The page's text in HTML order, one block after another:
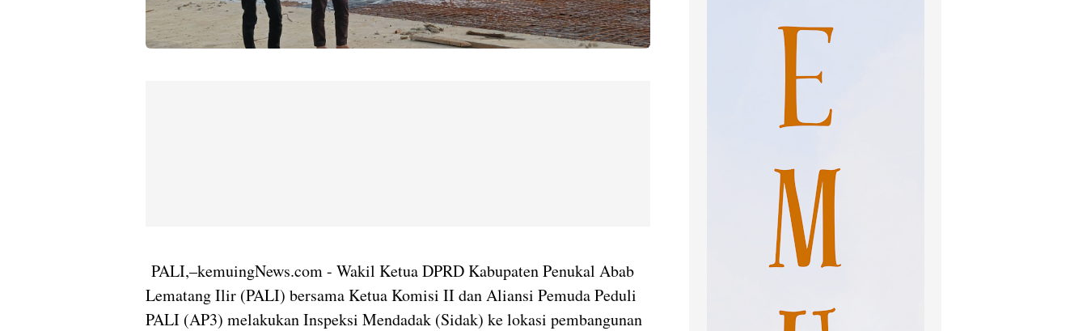
‎PALI,–kemuingNews.com - Wakil Ketua DPRD Kabupaten Penukal Abab
Lematang Ilir (PALI) bersama Ketua Komisi II dan Aliansi Pemuda Peduli
PALI (AP3) melakukan Inspeksi Mendadak (Sidak) ke lokasi pembangunan